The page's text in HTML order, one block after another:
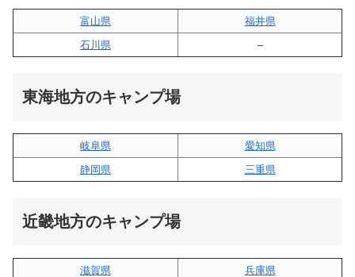
富山県
福井県
石川県
–
東海地方のキャンプ場
岐阜県
愛知県
静岡県
三重県
近畿地方のキャンプ場
滋賀県
兵庫県